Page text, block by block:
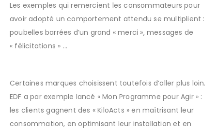
Les exemples qui remercient les consommateurs pour
avoir adopté un comportement attendu se multiplient :
poubelles barrées d’un grand « merci », messages de
« félicitations » …
Certaines marques choisissent toutefois d’aller plus loin.
EDF a par exemple lancé « Mon Programme pour Agir » :
les clients gagnent des « KiloActs » en maîtrisant leur
consommation, en optimisant leur installation et en